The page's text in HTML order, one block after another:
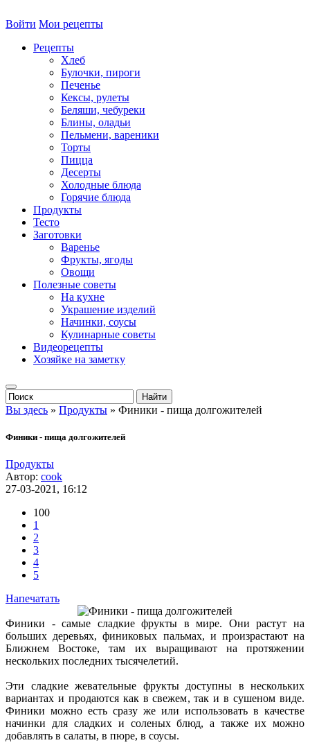
Войти Мои рецепты
Рецепты
Хлеб
Булочки, пироги
Печенье
Кексы, рулеты
Беляши, чебуреки
Блины, оладьи
Пельмени, вареники
Торты
Пицца
Десерты
Холодные блюда
Горячие блюда
Продукты
Тесто
Заготовки
Варенье
Фрукты, ягоды
Овощи
Полезные советы
На кухне
Украшение изделий
Начинки, соусы
Кулинарные советы
Видеорецепты
Хозяйке на заметку
Вы здесь » Продукты » Финики - пища долгожителей
Финики - пища долгожителей
Продукты
Автор: cook
27-03-2021, 16:12
100
1
2
3
4
5
Напечатать
Финики - самые сладкие фрукты в мире. Они растут на
больших деревьях, финиковых пальмах, и произрастают на
Ближнем Востоке, там их выращивают на протяжении
нескольких последних тысячелетий.
Эти сладкие жевательные фрукты доступны в нескольких
вариантах и продаются как в свежем, так и в сушеном виде.
Финики можно есть сразу же или использовать в качестве
начинки для сладких и соленых блюд, а также их можно
добавлять в салаты, в пюре, в соусы.